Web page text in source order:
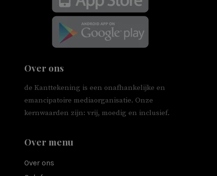
Over ons
de Kanttekening is een onafhankelijke en
emancipatoire mediaorganisatie. Onze
kernwaarden zijn: vrij, moedig en inclusief.
Over menu
Over ons